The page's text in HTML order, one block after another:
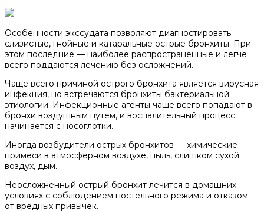
Особенности экссудата позволяют диагностировать
слизистые, гнойные и катаральные острые бронхиты. При
этом последние — наиболее распространенные и легче
всего поддаются лечению без осложнений.
Чаще всего причиной острого бронхита является вирусная
инфекция, но встречаются бронхиты бактериальной
этиологии. Инфекционные агенты чаще всего попадают в
бронхи воздушным путем, и воспалительный процесс
начинается с носоглотки.
Иногда возбудители острых бронхитов — химические
примеси в атмосферном воздухе, пыль, слишком сухой
воздух, дым.
Неосложненный острый бронхит лечится в домашних
условиях с соблюдением постельного режима и отказом
от вредных привычек.